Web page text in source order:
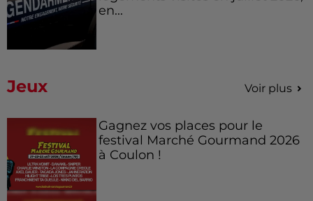
en...
Jeux Voir plus
Gagnez vos places pour le
festival Marché Gourmand 2026
à Coulon !